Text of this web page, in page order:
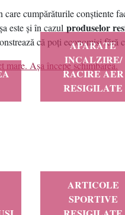
cumpărăturile conștiente
este și în cazulproduselor
că poți economisi
Așa începe schimbarea.
APARATE
INCALZIRE/
RACIRE AER
RESIGILATE
ARTICOLE
SPORTIVE